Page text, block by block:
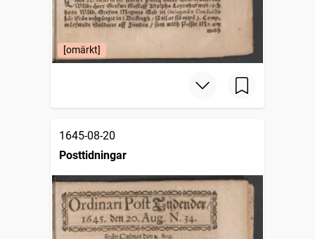
[omärkt]
1645-08-20
Posttidningar